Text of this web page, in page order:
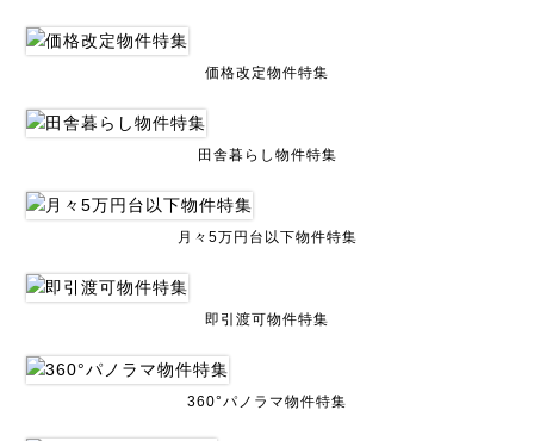
価格改定物件特集
田舎暮らし物件特集
月々5万円台以下物件特集
即引渡可物件特集
360°パノラマ物件特集